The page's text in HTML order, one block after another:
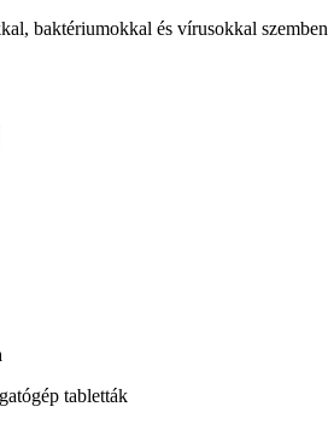
baktériumokkal és vírusokkal szemben
tabletták